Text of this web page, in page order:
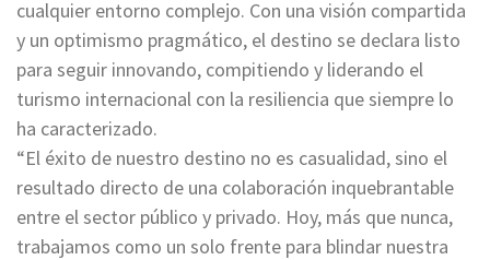
cualquier entorno complejo. Con una visión compartida
y un optimismo pragmático, el destino se declara listo
para seguir innovando, compitiendo y liderando el
turismo internacional con la resiliencia que siempre lo
ha caracterizado.
“El éxito de nuestro destino no es casualidad, sino el
resultado directo de una colaboración inquebrantable
entre el sector público y privado. Hoy, más que nunca,
trabajamos como un solo frente para blindar nuestra